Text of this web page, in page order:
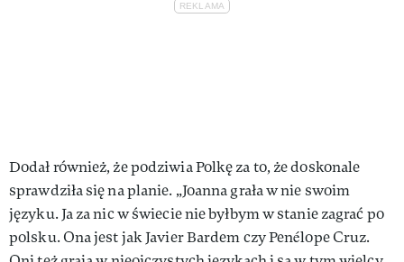
Dodał również, że podziwia Polkę za to, że doskonale
sprawdziła się na planie. „Joanna grała w nie swoim
języku. Ja za nic w świecie nie byłbym w stanie zagrać po
polsku. Ona jest jak Javier Bardem czy Penélope Cruz.